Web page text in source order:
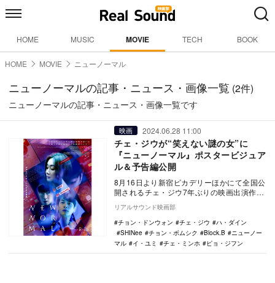
HOME MUSIC MOVIE TECH BOOK
HOME MOVIE ニューノーマル
ニューノーマルの記事・ニュース・画像一覧 (2件)
ニューノーマルの記事・ニュース・画像一覧です
映画 2024.06.28 11:00
チェ・ジウが“笑えない謎の女”に
『ニューノーマル』ポスタービジュア
ル＆予告編公開
8月16日より新宿ピカデリーほかにて全国公
開されるチェ・ジウ7年ぶりの映画出演作
『ニューノーマル』のポスタービジュアル
と予告編が…
リアルサウンド映画部
チョン・ドンウォン
チェ・ジウ
ハ・ダイン
SHINee
チョン・ボムシク Block.B
ニューノー
マル
イ・ユミ チェ・ミンホ ピョ・ジフン